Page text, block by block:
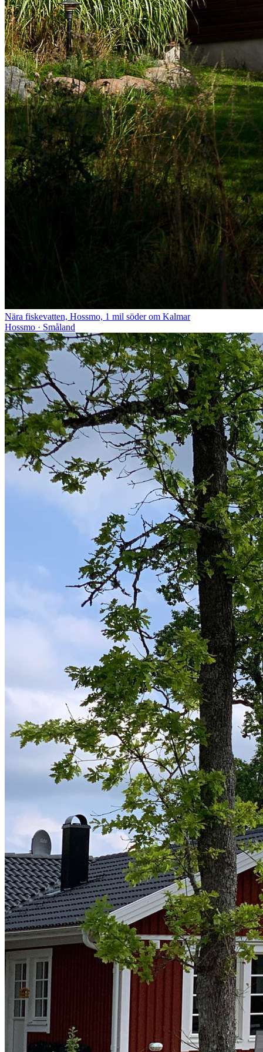
Nära fiskevatten, Hossmo, 1 mil söder om Kalmar
Hossmo · Småland